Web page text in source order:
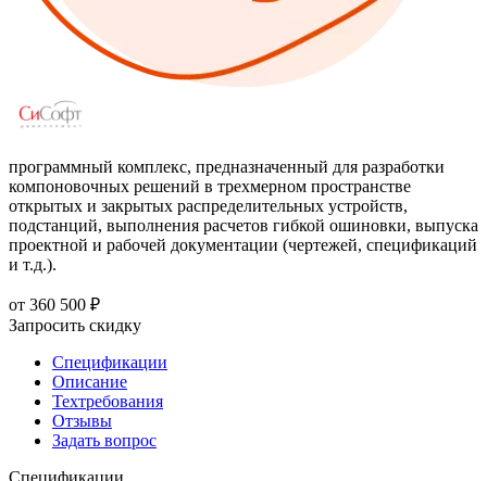
программный комплекс, предназначенный для разработки
компоновочных решений в трехмерном пространстве
открытых и закрытых распределительных устройств,
подстанций, выполнения расчетов гибкой ошиновки, выпуска
проектной и рабочей документации (чертежей, спецификаций
и т.д.).
от 360 500 ₽
Запросить скидку
Спецификации
Описание
Техтребования
Отзывы
Задать вопрос
Спецификации